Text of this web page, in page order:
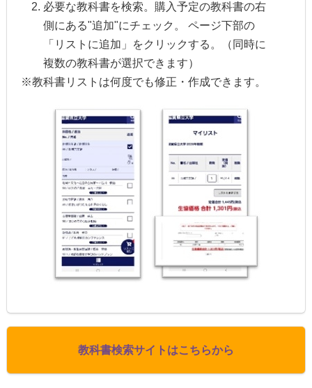
必要な教科書を検索。購入予定の教科書の右
側にある"追加"にチェック。 ページ下部の
「リストに追加」をクリックする。（同時に
複数の教科書が選択できます）
※教科書リストは何度でも修正・作成できます。
教科書検索サイトはこちらから